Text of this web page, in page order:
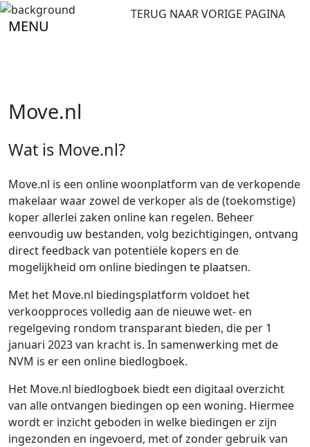
MENU
TERUG NAAR VORIGE PAGINA
Move.nl
Wat is Move.nl?
Move.nl is een online woonplatform van de verkopende
makelaar waar zowel de verkoper als de (toekomstige)
koper allerlei zaken online kan regelen. Beheer
eenvoudig uw bestanden, volg bezichtigingen, ontvang
direct feedback van potentiële kopers en de
mogelijkheid om online biedingen te plaatsen.
Met het Move.nl biedingsplatform voldoet het
verkoopproces volledig aan de nieuwe wet- en
regelgeving rondom transparant bieden, die per 1
januari 2023 van kracht is. In samenwerking met de
NVM is er een online biedlogboek.
Het Move.nl biedlogboek biedt een digitaal overzicht
van alle ontvangen biedingen op een woning. Hiermee
wordt er inzicht geboden in welke biedingen er zijn
ingezonden en ingevoerd, met of zonder gebruik van